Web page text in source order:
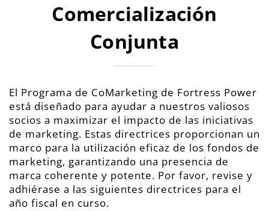
Comercialización
Conjunta
El Programa de CoMarketing de Fortress Power
está diseñado para ayudar a nuestros valiosos
socios a maximizar el impacto de las iniciativas
de marketing. Estas directrices proporcionan un
marco para la utilización eficaz de los fondos de
marketing, garantizando una presencia de
marca coherente y potente. Por favor, revise y
adhiérase a las siguientes directrices para el
año fiscal en curso.